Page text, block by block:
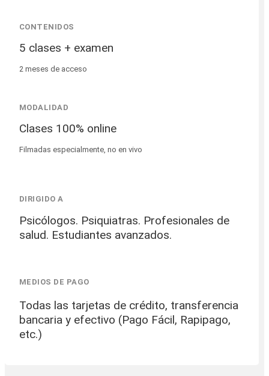
CONTENIDOS
5 clases + examen
2 meses de acceso
MODALIDAD
Clases 100% online
Filmadas especialmente, no en vivo
DIRIGIDO A
Psicólogos. Psiquiatras. Profesionales de
salud. Estudiantes avanzados.
MEDIOS DE PAGO
Todas las tarjetas de crédito, transferencia
bancaria y efectivo (Pago Fácil, Rapipago,
etc.)